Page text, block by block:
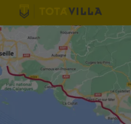
Einloggen